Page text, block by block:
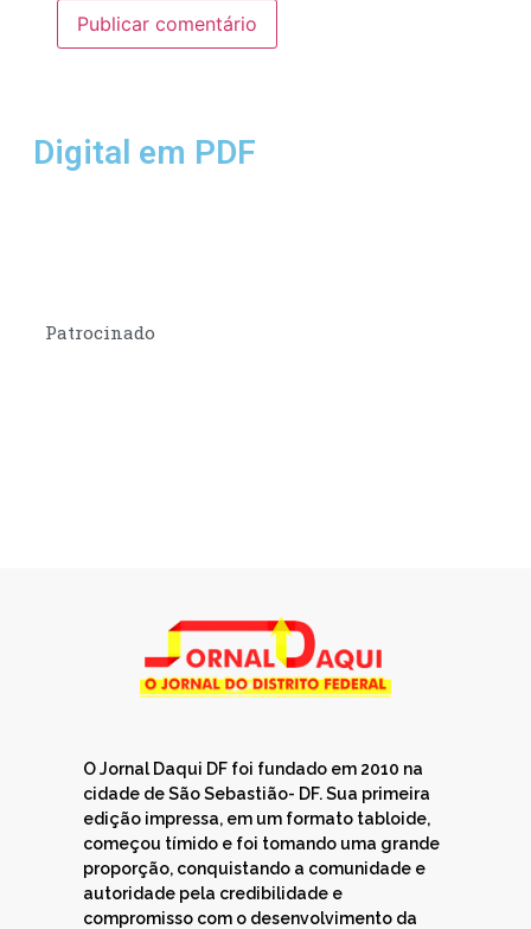
Digital em PDF
Patrocinado
O Jornal Daqui DF foi fundado em 2010 na
cidade de São Sebastião- DF. Sua primeira
edição impressa, em um formato tabloide,
começou tímido e foi tomando uma grande
proporção, conquistando a comunidade e
autoridade pela credibilidade e
compromisso com o desenvolvimento da